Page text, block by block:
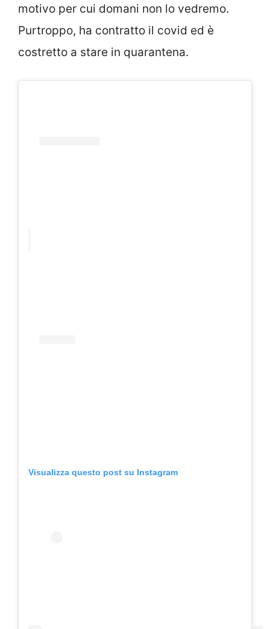
motivo per cui domani non lo vedremo.
Purtroppo, ha contratto il covid ed è
costretto a stare in quarantena.
Visualizza questo post su Instagram